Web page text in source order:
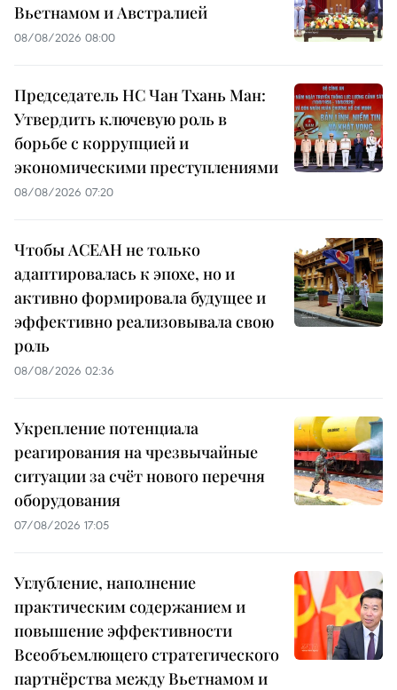
Вьетнамом и Австралией
08/08/2026 08:00
Председатель НС Чан Тхань Ман:
Утвердить ключевую роль в
борьбе с коррупцией и
экономическими преступлениями
08/08/2026 07:20
Чтобы АСЕАН не только
адаптировалась к эпохе, но и
активно формировала будущее и
эффективно реализовывала свою
роль
08/08/2026 02:36
Укрепление потенциала
реагирования на чрезвычайные
ситуации за счёт нового перечня
оборудования
07/08/2026 17:05
Углубление, наполнение
практическим содержанием и
повышение эффективности
Всеобъемлющего стратегического
партнёрства между Вьетнамом и